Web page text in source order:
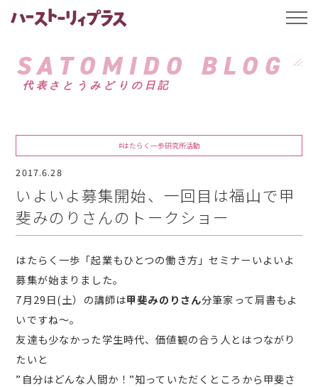
ハーストーリィプ
SATOMIDO BLOG
代表さとうみどりの日記
#はたらく一歩研究所活動
2017.6.28
いよいよ募集開始、一回目は福山で甲
斐みのりさんのトークショー
はたらく一歩「起業もひとつの働き方」セミナーいよいよ
募集が始まりました。
7月29日(土）の講師は甲斐みのりさん分筆家って肩書もよ
いですね～。
友達も少なかった学生時代、価値観の合う人とはつながり
たいと
”自分はどんな人間か！”知っていただくところから甲斐さ
t
l
a